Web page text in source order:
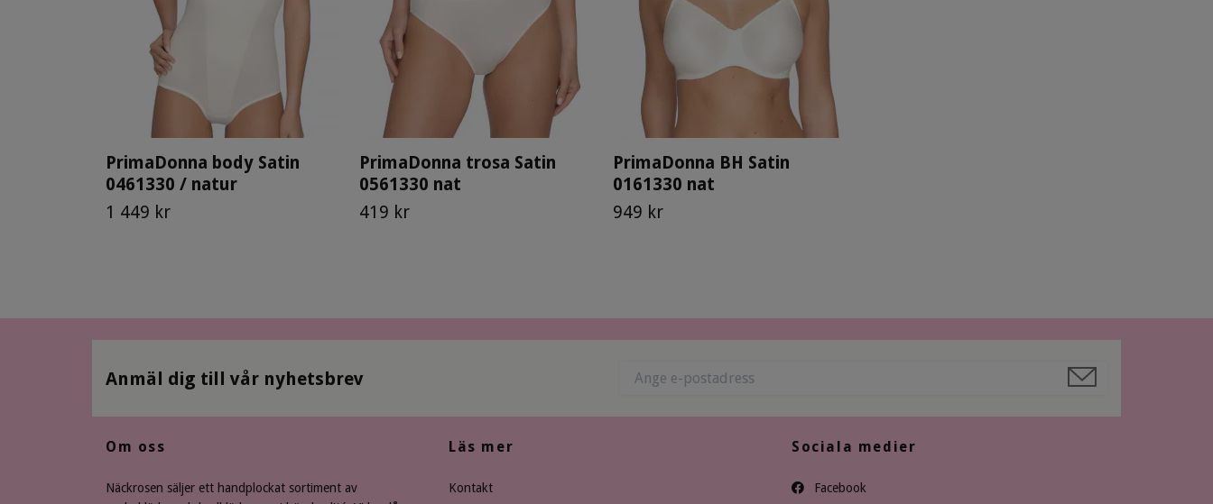
PrimaDonna body Satin
0461330 / natur
1 449 kr
PrimaDonna trosa Satin
0561330 nat
419 kr
PrimaDonna BH Satin
0161330 nat
949 kr
Anmäl dig till vår nyhetsbrev
Om oss
Näckrosen säljer ett handplockat sortiment av
Läs mer
Kontakt
Sociala medier
Facebook